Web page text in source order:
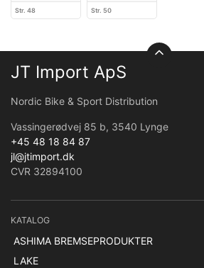
Str. 48 Str. 50
JT Import ApS
Nordic Bike & Sport Distribution
Vassingerødvej 85 b, 3540 Lynge
+45 48 18 84 87
jl@jtimport.dk
CVR 32894100
KATALOG
ASHIMA BREMSEPRODUKTER
LAKE